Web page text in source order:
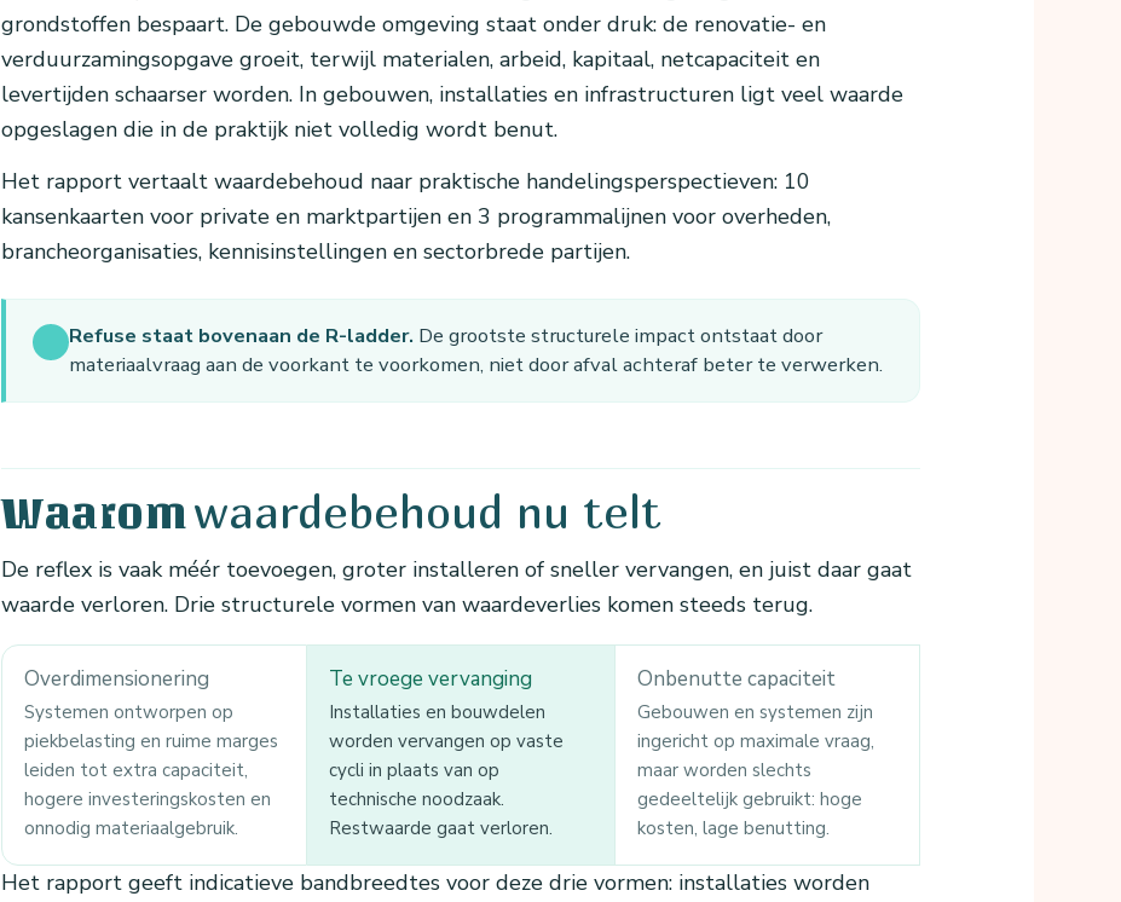
grondstoffen bespaart. De gebouwde omgeving staat onder druk: de renovatie- en
verduurzamingsopgave groeit, terwijl materialen, arbeid, kapitaal, netcapaciteit en
levertijden schaarser worden. In gebouwen, installaties en infrastructuren ligt veel waarde
opgeslagen die in de praktijk niet volledig wordt benut.
Het rapport vertaalt waardebehoud naar praktische handelingsperspectieven: 10
kansenkaarten voor private en marktpartijen en 3 programmalijnen voor overheden,
brancheorganisaties, kennisinstellingen en sectorbrede partijen.
Refuse staat bovenaan de R-ladder. De grootste structurele impact ontstaat door
materiaalvraag aan de voorkant te voorkomen, niet door afval achteraf beter te verwerken.
Waaromwaardebehoud nu telt
De reflex is vaak méér toevoegen, groter installeren of sneller vervangen, en juist daar gaat
waarde verloren. Drie structurele vormen van waardeverlies komen steeds terug.
Overdimensionering
Systemen ontworpen op
piekbelasting en ruime marges
leiden tot extra capaciteit,
hogere investeringskosten en
onnodig materiaalgebruik.
Te vroege vervanging
Installaties en bouwdelen
worden vervangen op vaste
cycli in plaats van op
technische noodzaak.
Restwaarde gaat verloren.
Onbenutte capaciteit
Gebouwen en systemen zijn
ingericht op maximale vraag,
maar worden slechts
gedeeltelijk gebruikt: hoge
kosten, lage benutting.
Het rapport geeft indicatieve bandbreedtes voor deze drie vormen: installaties worden